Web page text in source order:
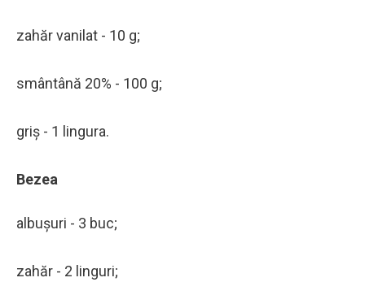
zahăr vanilat - 10 g;
smântână 20% - 100 g;
griș - 1 lingura.
Bezea
albușuri - 3 buc;
zahăr - 2 linguri;